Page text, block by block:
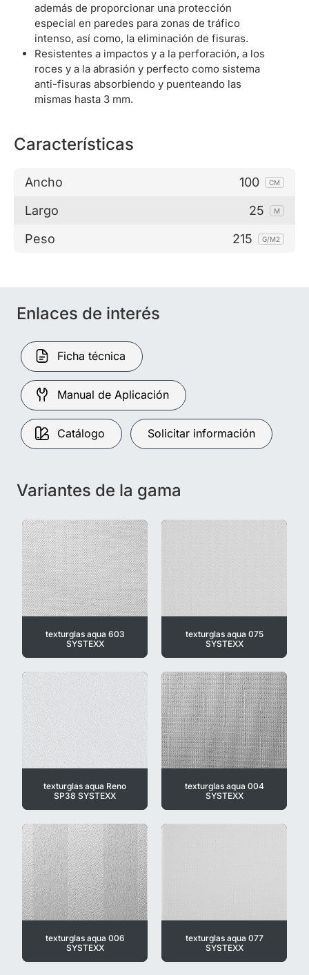
además de proporcionar una protección
especial en paredes para zonas de tráfico
intenso, así como, la eliminación de fisuras.
Resistentes a impactos y a la perforación, a los
roces y a la abrasión y perfecto como sistema
anti-fisuras absorbiendo y puenteando las
mismas hasta 3 mm.
Características
Ancho 100 CM
Largo 25 M
Peso 215 G/M2
Enlaces de interés
Ficha técnica
Manual de Aplicación
Catálogo Solicitar información
Variantes de la gama
texturglas aqua 603
SYSTEXX
texturglas aqua 075
SYSTEXX
texturglas aqua Reno
SP38 SYSTEXX
texturglas aqua 004
SYSTEXX
texturglas aqua 006
SYSTEXX
texturglas aqua 077
SYSTEXX